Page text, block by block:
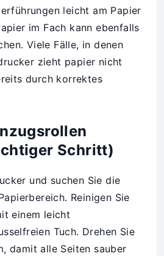
leicht am Papier
im Fach kann ebenfalls
Viele Fälle, in denen
zieht papier nicht
durch korrektes
Schritt)
und suchen Sie die
Reinigen Sie
einem leicht
Tuch. Drehen Sie
damit alle Seiten sauber